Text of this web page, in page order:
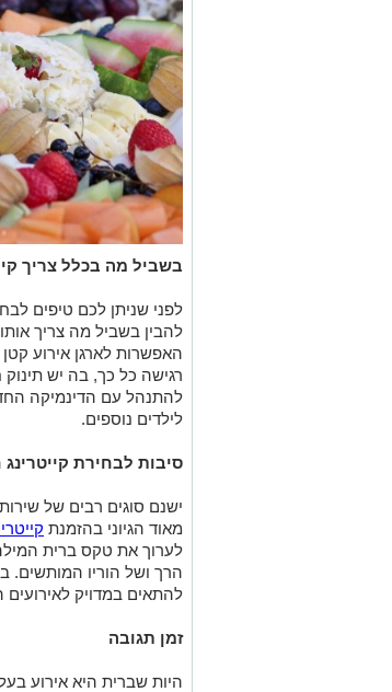
בשביל מה בכלל צריך
לפני שניתן לכם טיפים
להבין בשביל מה צריך
האפשרות לארגן אירוע
רגישה כל כך, בה יש
להתנהל עם הדינמיקה
לילדים נוספים.
סיבות לבחירת קייטרינג
ישנם סוגים רבים של
מאוד הגיוני בהזמנת
לערוך את טקס ברית
הרך ושל הוריו המותשים.
להתאים במדויק
זמן תגובה
היות שברית היא אירוע